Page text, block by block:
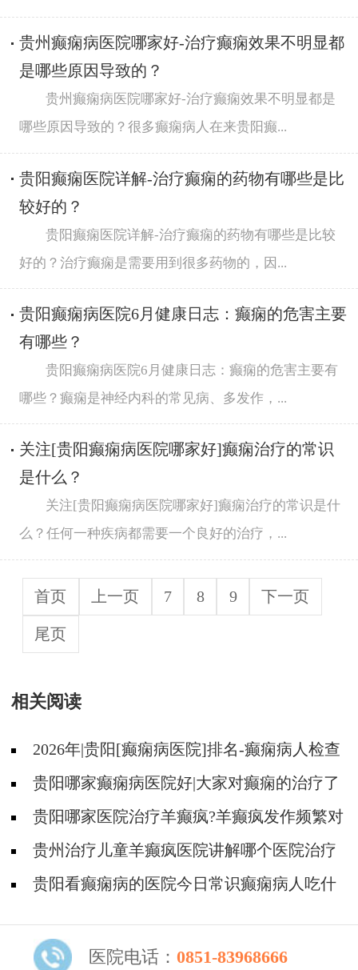
贵州癫痫病医院哪家好-治疗癫痫效果不明显都
是哪些原因导致的？
贵州癫痫病医院哪家好-治疗癫痫效果不明显都是
哪些原因导致的？很多癫痫病人在来贵阳癫...
贵阳癫痫医院详解-治疗癫痫的药物有哪些是比
较好的？
贵阳癫痫医院详解-治疗癫痫的药物有哪些是比较
好的？治疗癫痫是需要用到很多药物的，因...
贵阳癫痫病医院6月健康日志：癫痫的危害主要
有哪些？
贵阳癫痫病医院6月健康日志：癫痫的危害主要有
哪些？癫痫是神经内科的常见病、多发作，...
关注[贵阳癫痫病医院哪家好]癫痫治疗的常识
是什么？
关注[贵阳癫痫病医院哪家好]癫痫治疗的常识是什
么？任何一种疾病都需要一个良好的治疗，...
首页 上一页 7 8 9 下一页
尾页
相关阅读
2026年|贵阳[癫痫病医院]排名-癫痫病人检查
对身体有影响吗?
贵阳哪家癫痫病医院好|大家对癫痫的治疗了
解吗?贵阳哪家医院治疗羊癫疯?羊癫疯发作频繁对
身体有什么危害?
贵州治疗儿童羊癫疯医院讲解哪个医院治疗
羊儿疯好?
贵阳看癫痫病的医院今日常识癫痫病人吃什
医院电话： 0851-83968666